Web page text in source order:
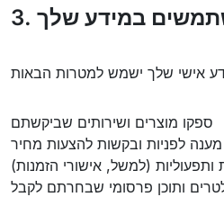
במידע שלך
ספקו מוצרים ושירותים שביקשתם
מענה לפניות ובקשות להצעות מחיר
(למשל, אישורי הזמנות)
ותוכן פרסומי שבחרתם לקבל